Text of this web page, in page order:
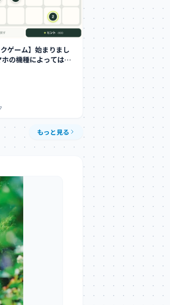
クゲーム】始まりまし
もっと見る